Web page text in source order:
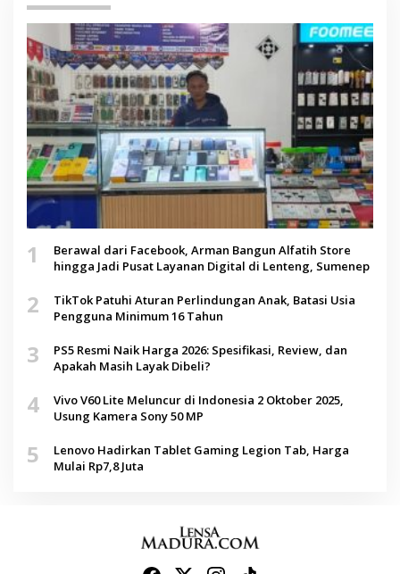
1
Berawal dari Facebook, Arman Bangun Alfatih Store
hingga Jadi Pusat Layanan Digital di Lenteng, Sumenep
2
TikTok Patuhi Aturan Perlindungan Anak, Batasi Usia
Pengguna Minimum 16 Tahun
3
PS5 Resmi Naik Harga 2026: Spesifikasi, Review, dan
Apakah Masih Layak Dibeli?
4
Vivo V60 Lite Meluncur di Indonesia 2 Oktober 2025,
Usung Kamera Sony 50 MP
5
Lenovo Hadirkan Tablet Gaming Legion Tab, Harga
Mulai Rp7,8 Juta